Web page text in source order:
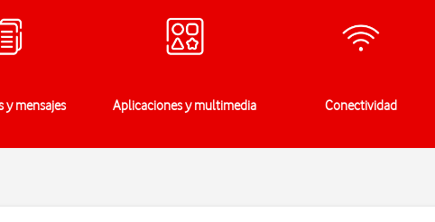
y mensajes Aplicaciones y multimedia Conectividad